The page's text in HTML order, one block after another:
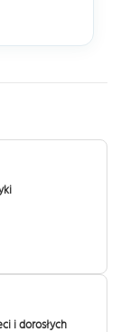
i dorosłych